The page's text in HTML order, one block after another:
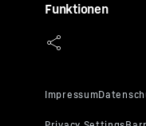
Funktionen